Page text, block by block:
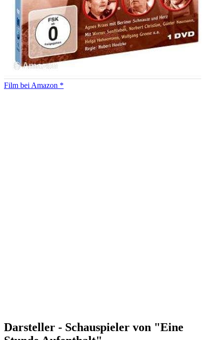
Film bei Amazon *
Darsteller - Schauspieler von "Eine